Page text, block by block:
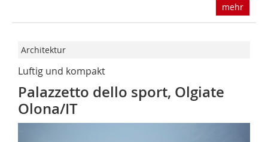
mehr
Architektur
Luftig und kompakt
Palazzetto dello sport, Olgiate
Olona/IT